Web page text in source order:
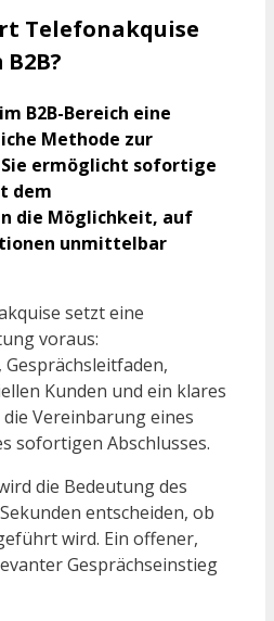
Telefonakquise
B2B-Bereich eine
Methode zur
ermöglicht sofortige
dem
die Möglichkeit, auf
unmittelbar
setzt eine
voraus:
Kunden und ein klares
Vereinbarung eines
sofortigen Abschlusses.
die Bedeutung des
entscheiden, ob
wird. Ein offener,
Gesprächseinstieg